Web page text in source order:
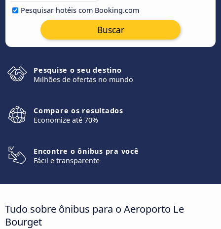
Pesquisar hotéis com Booking.com
Buscar
Pesquise o seu destino
Milhões de ofertas no mundo
Compare os resultados
Economize até 70%
Encontre o ônibus pra você
Fácil e transparente
Tudo sobre ônibus para o Aeroporto Le
Bourget